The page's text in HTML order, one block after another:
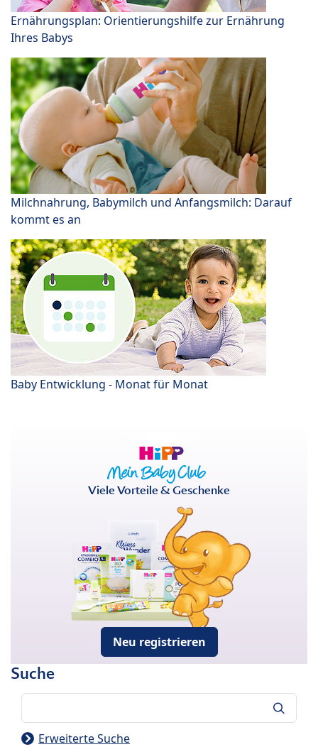
Ernährungsplan: Orientierungshilfe zur Ernährung
Ihres Babys
Milchnahrung, Babymilch und Anfangsmilch: Darauf
kommt es an
Baby Entwicklung - Monat für Monat
Viele Vorteile & Geschenke
Neu registrieren
Suche
Erweiterte Suche